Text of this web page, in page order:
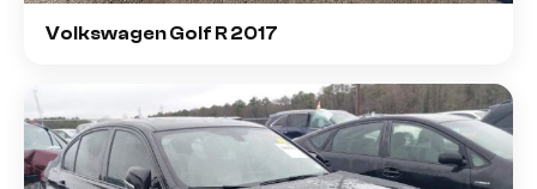
Volkswagen Golf R 2017